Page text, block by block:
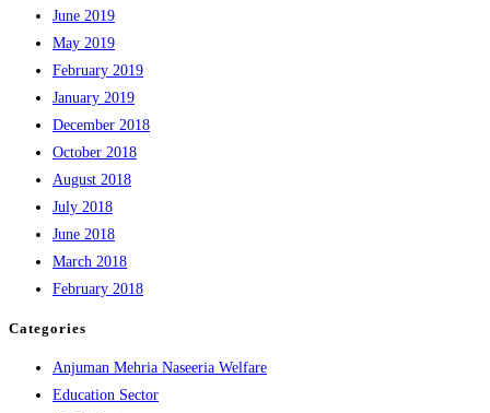
June 2019
May 2019
February 2019
January 2019
December 2018
October 2018
August 2018
July 2018
June 2018
March 2018
February 2018
Categories
Anjuman Mehria Naseeria Welfare
Education Sector